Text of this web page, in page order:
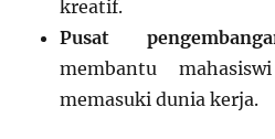
kreatif.
Pusat
membantu
memasuki dunia kerja.